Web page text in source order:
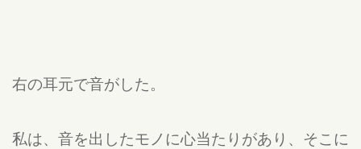
右の耳元で音がした。
私は、音を出したモノに心当たりがあり、そこに